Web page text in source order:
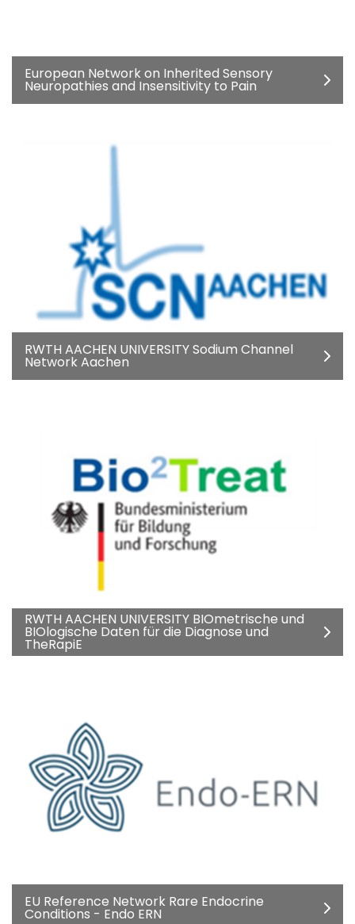
European Network on Inherited Sensory
Neuropathies and Insensitivity to Pain
RWTH AACHEN UNIVERSITY Sodium Channel
Network Aachen
RWTH AACHEN UNIVERSITY BIOmetrische und
BIOlogische Daten für die Diagnose und
TheRapiE
EU Reference Network Rare Endocrine
Conditions - Endo ERN